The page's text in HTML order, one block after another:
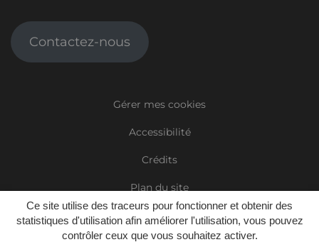
Ce site utilise des traceurs pour fonctionner et obtenir des
statistiques d'utilisation afin améliorer l'utilisation, vous pouvez
contrôler ceux que vous souhaitez activer.
Contactez-nous
Gérer mes cookies
Accessibilité
Crédits
Plan du site
Mentions Légales
Politique de confidentialité